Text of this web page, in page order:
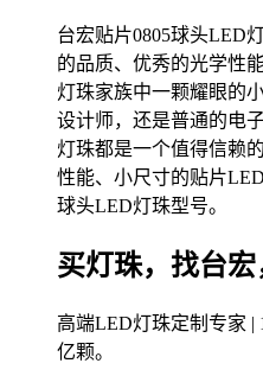
台宏贴片0805球头LED
的品质、优秀的光学性
灯珠家族中一颗耀眼的
设计师，还是普通的电
灯珠都是一个值得信赖
性能、小尺寸的贴片
球头LED灯珠型号。
买灯珠，找台宏
高端LED灯珠定制专家 |
亿颗。